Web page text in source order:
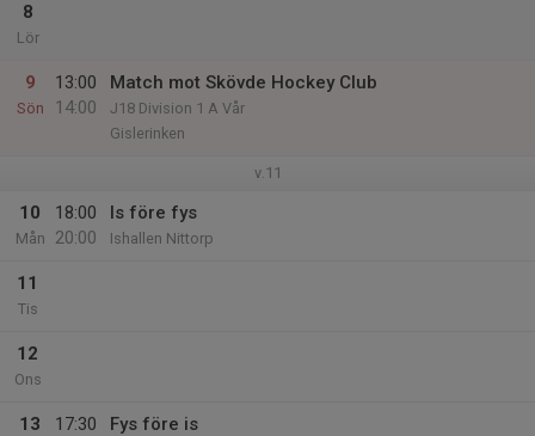
8
Lör
9
Sön
13:00
14:00
Match mot Skövde Hockey Club
J18 Division 1 A Vår
Gislerinken
v.11
10
Mån
18:00
20:00
Is före fys
Ishallen Nittorp
11
Tis
12
Ons
13
17:30
Fys före is